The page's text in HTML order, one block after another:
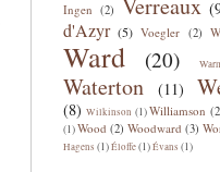
Ingen (2) Verreaux
d'Azyr (5) Voegler (2)
Ward (20)
Waterton (11)
(8) Wilkinson (1)Williamson
(1)Wood (2) Woodward (3)
Hagens (1)Éloffe(1)Évans (1)